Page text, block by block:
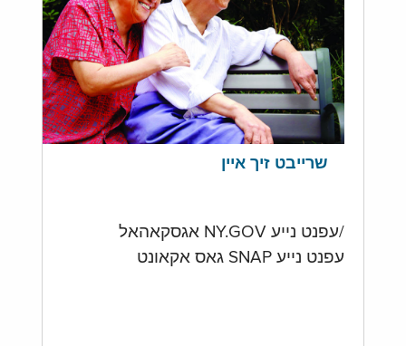
שרייבט זיך איין
/עפנט נייע NY.GOV אגסקאהאל
עפנט נייע SNAP גאס אקאונט